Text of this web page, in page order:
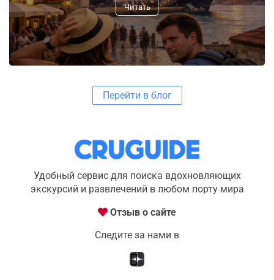
Читать
Перейти в блог
Удобный сервис для поиска вдохновляющих
экскурсий и развлечений в любом порту мира
Отзыв о сайте
Следите за нами в